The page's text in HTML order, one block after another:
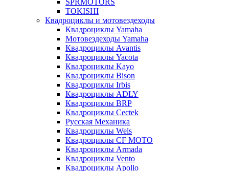
SPRMOTORS
TOKISHI
Квадроциклы и мотовездеходы
Квадроциклы Yamaha
Мотовездеходы Yamaha
Квадроциклы Avantis
Квадроциклы Yacota
Квадроциклы Kayo
Квадроциклы Bison
Квадроциклы Irbis
Квадроциклы ADLY
Квадроциклы BRP
Квадроциклы Cectek
Русская Механика
Квадроциклы Wels
Квадроциклы CF MOTO
Квадроциклы Armada
Квадроциклы Vento
Квадроциклы Apollo